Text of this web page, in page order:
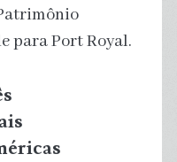
para Port Royal.